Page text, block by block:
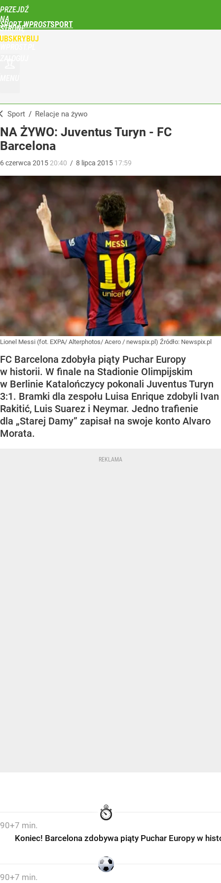
PRZEJDŹ
NA
STRONĘ
GŁÓWNĄ
SPORT WPROST
Sport / Relacje na żywo
NA ŻYWO: Juventus Turyn - FC
Barcelona
6czerwca 2015 20:40 / 8 lipca 2015 17:59
Lionel Messi (fot. EXPA/ Alterphotos/ Acero / newspix.pl) Źródło: Newspix.pl
FC Barcelona zdobyła piąty Puchar Europy
w historii. W finale na Stadionie Olimpijskim
w Berlinie Katalończycy pokonali Juventus Turyn
3:1. Bramki dla zespołu Luisa Enrique zdobyli Ivan
Rakitić, Luis Suarez i Neymar. Jedno trafienie
dla „Starej Damy” zapisał na swoje konto Alvaro
Morata.
90+7 min.
Koniec! Barcelona zdobywa piąty Puchar Europy w
90+7 min.